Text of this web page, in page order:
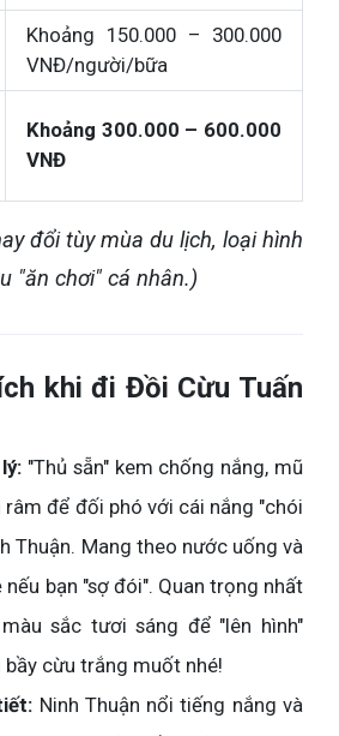
Khoảng 150.000 – 300.000
VNĐ/người/bữa
Khoảng 300.000 – 600.000
VNĐ
đổi tùy mùa du lịch, loại hình
"ăn chơi" cá nhân.)
khi đi Đồi Cừu Tuấn
"Thủ sẵn" kem chống nắng, mũ
râm để đối phó với cái nắng "chói
Thuận. Mang theo nước uống và
nếu bạn "sợ đói". Quan trọng nhất
sắc tươi sáng để "lên hình"
cừu trắng muốt nhé!
Ninh Thuận nổi tiếng nắng và